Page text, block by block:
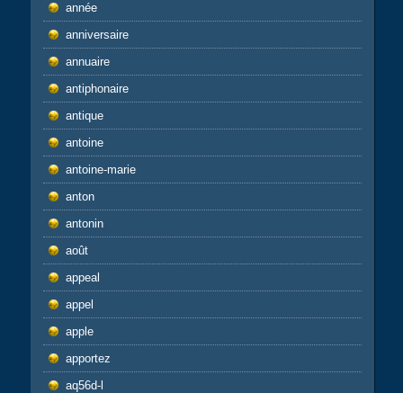
année
anniversaire
annuaire
antiphonaire
antique
antoine
antoine-marie
anton
antonin
août
appeal
appel
apple
apportez
aq56d-l